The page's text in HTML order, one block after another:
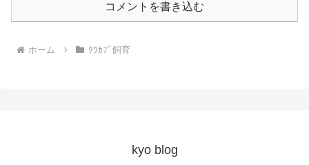
コメントを書き込む
ホーム ｸﾜｶﾌﾞ飼育
kyo blog